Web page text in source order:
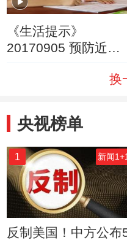
《生活提示》
20170905 预防近视
换
央视榜单
1 新闻1+1
反制美国！中方公布